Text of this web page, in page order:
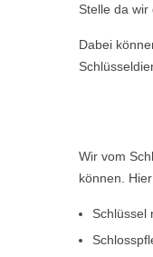
Stelle da
Dabei
Wir vom
können.
Schlüssel